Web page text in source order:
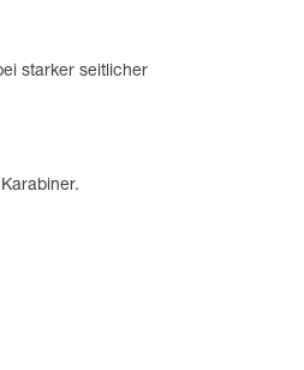
starker seitlicher